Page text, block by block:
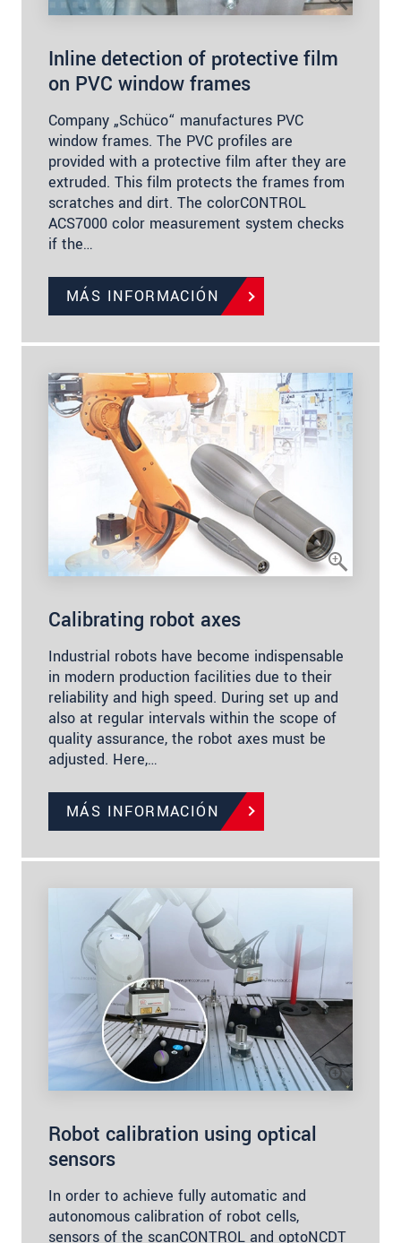
Inline detection of protective film
on PVC window frames
Company „Schüco“ manufactures PVC
window frames. The PVC profiles are
provided with a protective film after they are
extruded. This film protects the frames from
scratches and dirt. The colorCONTROL
ACS7000 color measurement system checks
if the…
MÁS INFORMACIÓN
Calibrating robot axes
Industrial robots have become indispensable
in modern production facilities due to their
reliability and high speed. During set up and
also at regular intervals within the scope of
quality assurance, the robot axes must be
adjusted. Here,…
MÁS INFORMACIÓN
Robot calibration using optical
sensors
In order to achieve fully automatic and
autonomous calibration of robot cells,
sensors of the scanCONTROL and optoNCDT